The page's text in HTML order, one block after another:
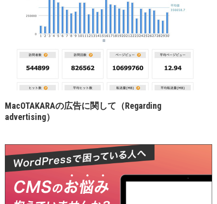
MacOTAKARAの広告に関して（Regarding
advertising）